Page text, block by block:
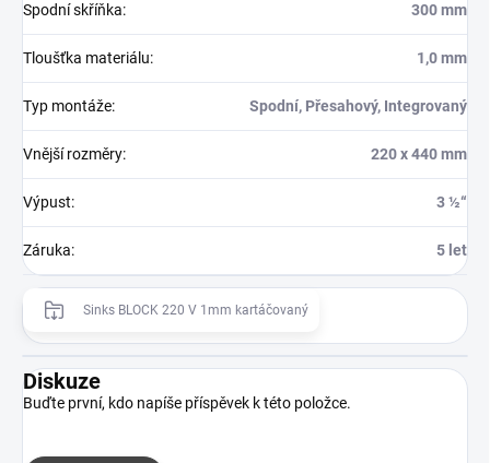
Spodní skříňka: 300 mm
Tloušťka materiálu: 1,0 mm
Typ montáže: Spodní, Přesahový, Integrovaný
Vnější rozměry: 220 x 440 mm
Výpust: 3 ½“
Záruka: 5 let
Sinks BLOCK 220 V 1mm kartáčovaný
Diskuze
Buďte první, kdo napíše příspěvek k této položce.